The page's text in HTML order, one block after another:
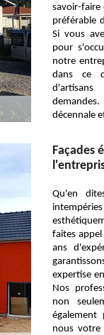
savoir-faire
préférable
Si vous
pour
notre
dans ce
décennale
Façades
Qu'en
faites
ans
expertise
Nos
non
également
nous votre